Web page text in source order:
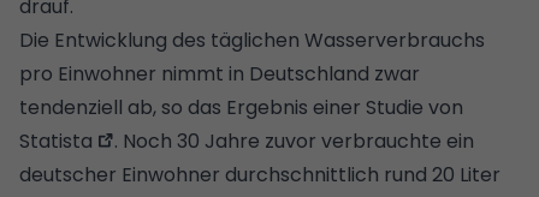
drauf.
Die Entwicklung des täglichen Wasserverbrauchs
pro Einwohner nimmt in Deutschland zwar
tendenziell ab, so das Ergebnis einer Studie von
Statista
. Noch 30 Jahre zuvor verbrauchte ein
deutscher Einwohner durchschnittlich rund 20 Liter